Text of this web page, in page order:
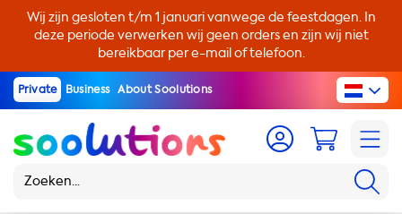
Wij zijn gesloten t/m 1 januari vanwege de feestdagen. In
deze periode verwerken wij geen orders en zijn wij niet
bereikbaar per e-mail of telefoon.
Private Business About Soolutions